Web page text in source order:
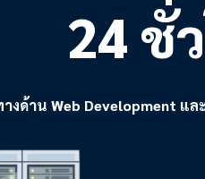
24 ชั่
ด้าน Web Development แ